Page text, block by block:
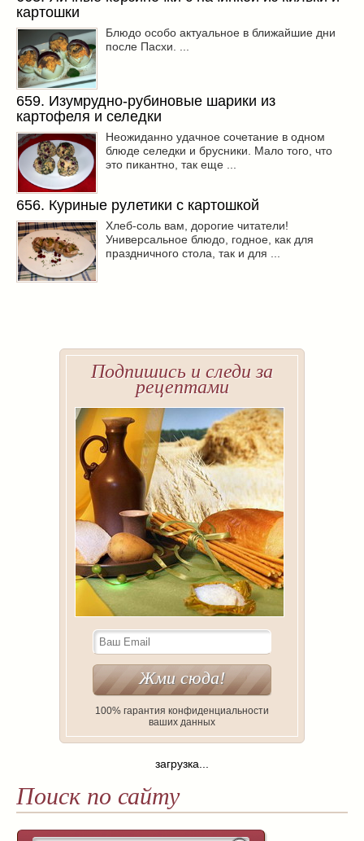
картошки
Блюдо особо актуальное в ближайшие дни
после Пасхи. ...
659. Изумрудно-рубиновые шарики из
картофеля и селедки
Неожиданно удачное сочетание в одном
блюде селедки и брусники. Мало того, что
это пикантно, так еще ...
656. Куриные рулетики с картошкой
Хлеб-соль вам, дорогие читатели!
Универсальное блюдо, годное, как для
праздничного стола, так и для ...
Подпишись и следи за
рецептами
100% гарантия конфиденциальности
ваших данных
загрузка...
Поиск по сайту